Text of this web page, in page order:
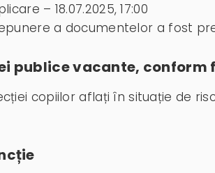
– 18.07.2025, 17:00
a documentelor a fost
publice vacante, conform
copiilor aflați în situație de